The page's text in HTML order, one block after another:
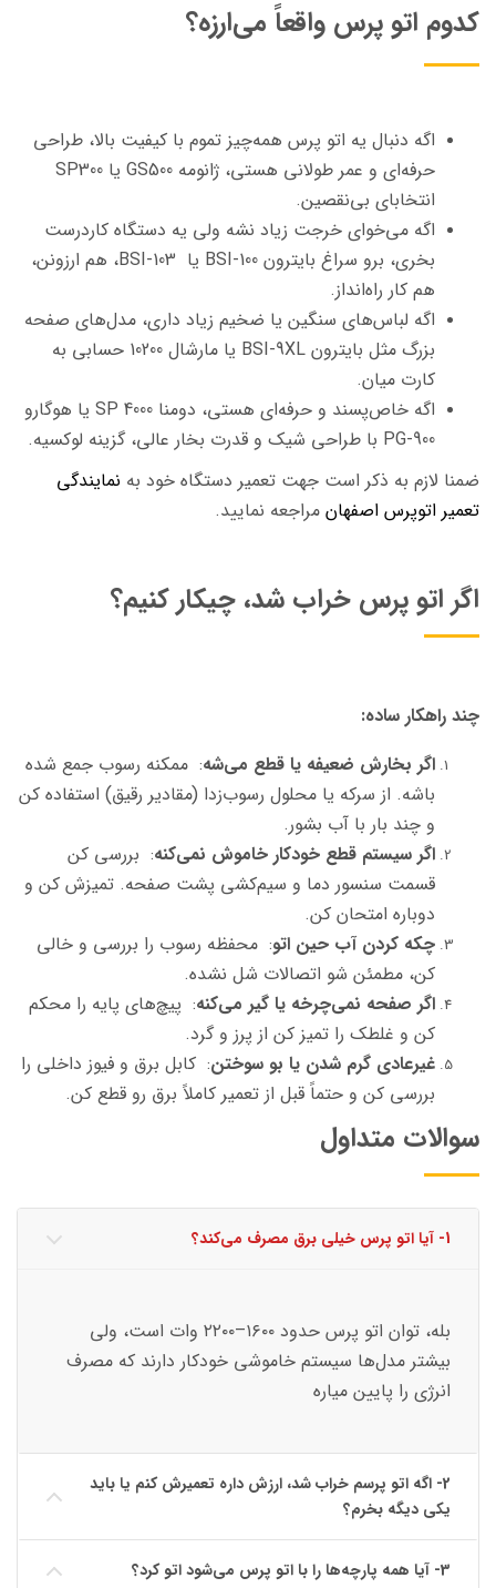
کدوم اتو پرس واقعاً می‌ارزه؟
اگه دنبال یه اتو پرس همه‌چیز تموم با کیفیت بالا، طراحی
انتخابای بی‌نقصین.
اگه می‌خوای خرجت زیاد نشه ولی یه دستگاه کاردرست
بخری، برو سراغ بایترون BSI-100 یا BSI-103، هم ارزونن،
هم کار راه‌انداز.
اگه لباس‌های سنگین یا ضخیم زیاد داری، مدل‌های صفحه
بزرگ مثل بایترون BSI-9XL یا مارشال 10200 حسابی به
کارت میان.
اگه خاص‌پسند و حرفه‌ای هستی، دومنا SP 4000 یا هوگارو
PG-900 با طراحی شیک و قدرت بخار عالی، گزینه لوکسیه.
ضمنا لازم به ذکر است جهت تعمیر دستگاه خود به نمایندگی
تعمیر اتوپرس اصفهان مراجعه نمایید.
اگر اتو پرس خراب شد، چیکار کنیم؟
چند راهکار ساده:
اگر بخارش ضعیفه یا قطع می‌شه: ممکنه رسوب جمع شده
باشه. از سرکه یا محلول رسوب‌زدا (مقادیر رقیق) استفاده کن
و چند بار با آب بشور.
اگر سیستم قطع خودکار خاموش نمی‌کنه: بررسی کن
قسمت سنسور دما و سیم‌کشی پشت صفحه. تمیزش کن و
دوباره امتحان کن.
چکه کردن آب حین اتو: محفظه رسوب را بررسی و خالی
کن، مطمئن شو اتصالات شل نشده.
اگر صفحه نمی‌چرخه یا گیر می‌کنه: پیچ‌های پایه را محکم
کن و غلطک را تمیز کن از پرز و گرد.
غیرعادی گرم شدن یا بو سوختن: کابل برق و فیوز داخلی را
بررسی کن و حتماً قبل از تعمیر کاملاً برق رو قطع کن.
سوالات متداول
1- آیا اتو پرس خیلی برق مصرف می‌کند؟
بله، توان اتو پرس حدود ۱۶۰۰–۲۲۰۰ وات است، ولی
بیشتر مدل‌ها سیستم خاموشی خودکار دارند که مصرف
انرژی را پایین میاره
2- اگه اتو پرسم خراب شد، ارزش داره تعمیرش کنم یا باید
یکی دیگه بخرم؟
3- آیا همه پارچه‌ها را با اتو پرس می‌شود اتو کرد؟